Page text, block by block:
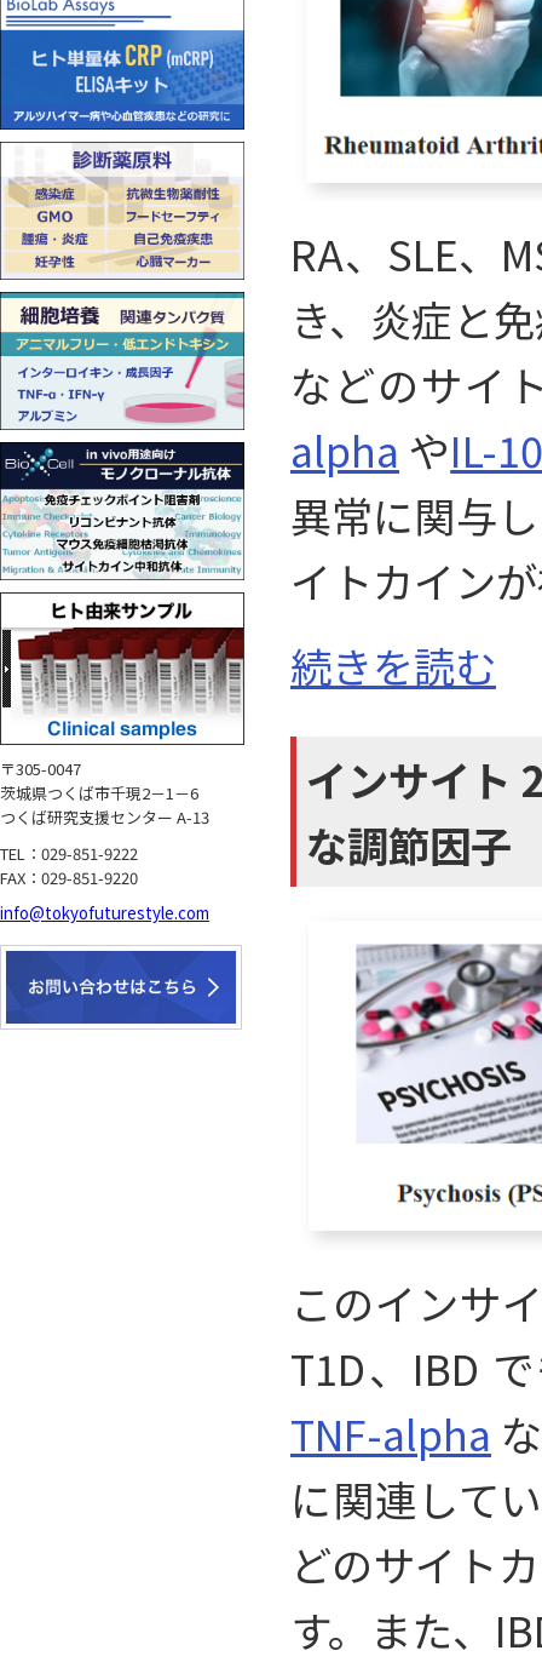
RA、SLE、
き、炎症と
などのサイ
alpha やIL-
異常に関与
イトカイン
続きを読む
インサイト
な調節因子
このインサ
T1D、IBD
TNF-alpha
に関連して
どのサイト
す。また、
〒305-0047
茨城県つくば市千現2－1－6
つくば研究支援センター A-13
TEL：029-851-9222
FAX：029-851-9220
info@tokyofuturestyle.com